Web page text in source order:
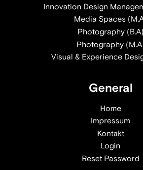
Innovation Design
Media Spaces
Photography (B.A)
Photography
Visual & Experience
General
Home
Impressum
Kontakt
Login
Reset Password